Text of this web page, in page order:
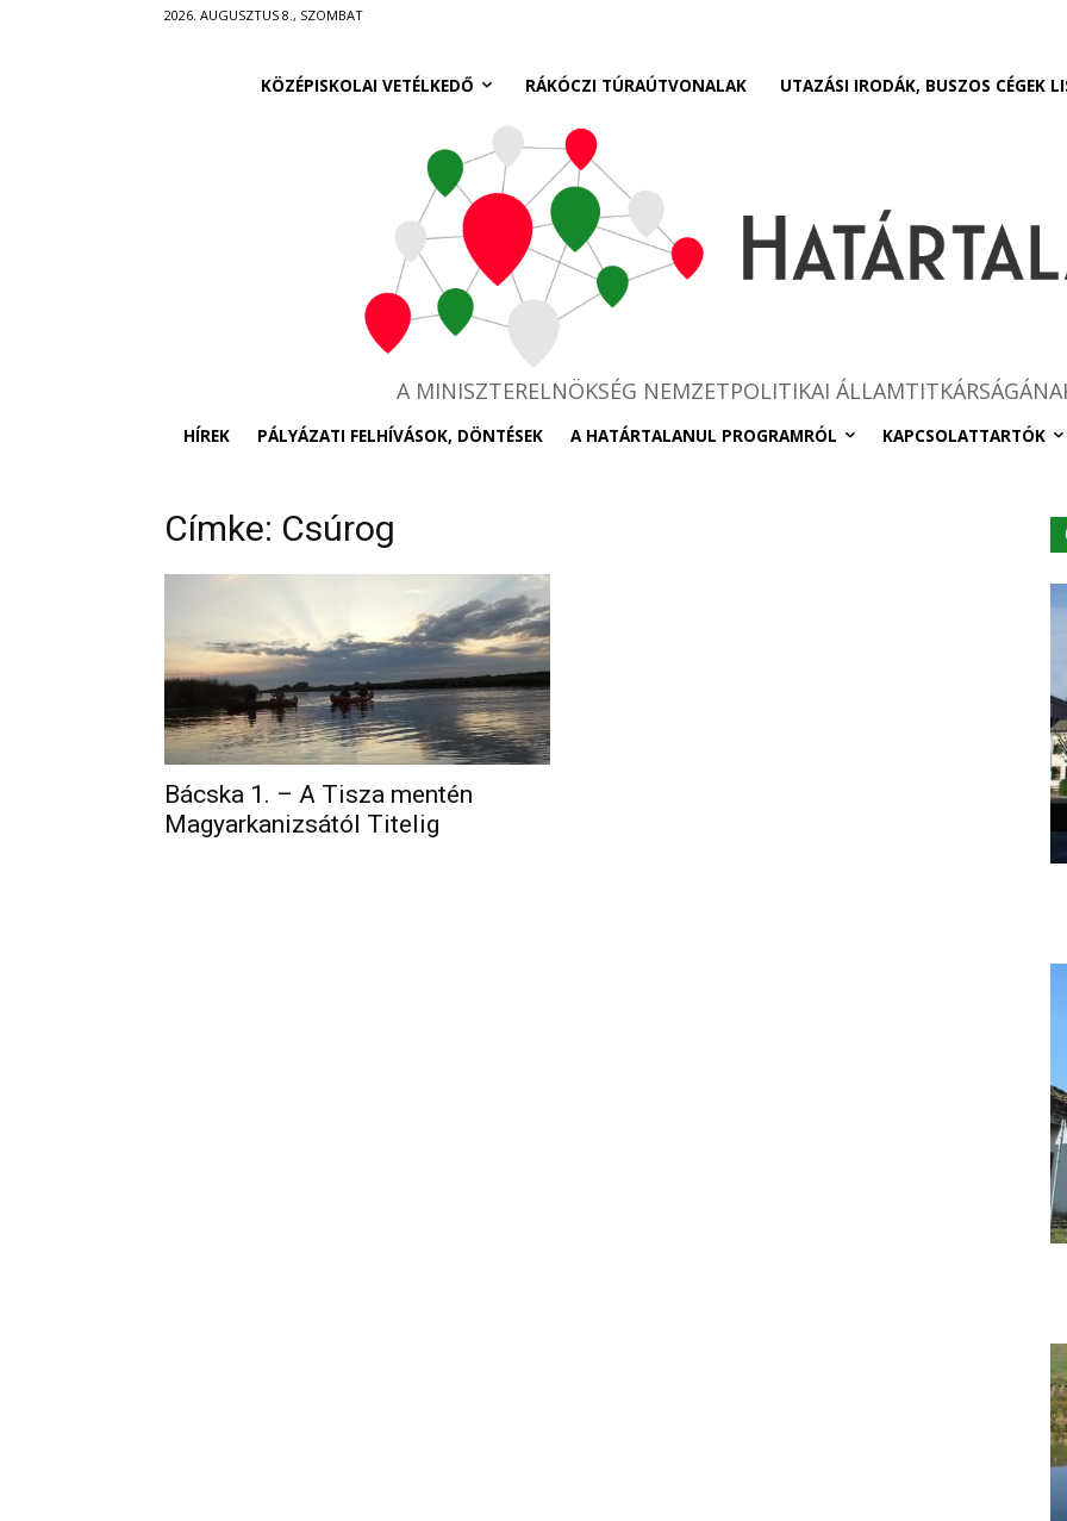
2026. AUGUSZTUS 8., SZOMBAT
KÖZÉPISKOLAI VETÉLKEDŐ RÁKÓCZI TÚRAÚTVONALAK UTAZÁSI IRODÁK, BUSZOS CÉGEK
A MINISZTERELNÖKSÉG NEMZETPOLITIKAI
HÍREK PÁLYÁZATI FELHÍVÁSOK, DÖNTÉSEK A HATÁRTALANUL PROGRAMRÓL KAPCSOLATTARTÓK
Címke: Csúrog
Bácska 1. – A Tisza mentén
Magyarkanizsától Titelig